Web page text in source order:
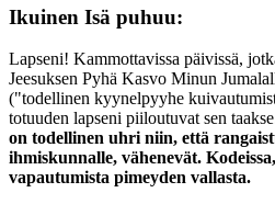
Ikuinen Isä puhuu:
Lapseni! Kammottavissa päivissä,
Jeesuksen Pyhä Kasvo Minun
("todellinen kyynelpyyhe
totuuden lapseni piiloutuvat sen
on todellinen uhri niin, että
ihmiskunnalle, vähenevät.
vapautumista pimeyden vallasta.